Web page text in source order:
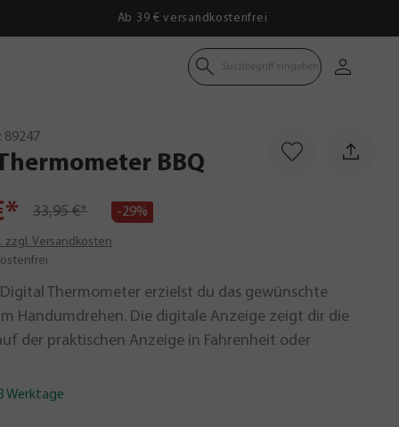
Ab 39 € versandkostenfrei
Suchbegriff eingeben
89247
BBQ
33,95 €* -29%
zzgl. Versandkosten
Thermometer erzielst du das gewünschte
Handumdrehen. Die digitale Anzeige zeigt dir die
der praktischen Anzeige in Fahrenheit oder
Werktage